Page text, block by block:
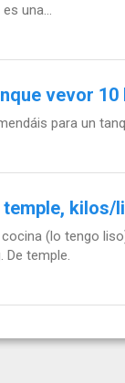
una...
vevor
para un
kilos/
(lo tengo
De temple.